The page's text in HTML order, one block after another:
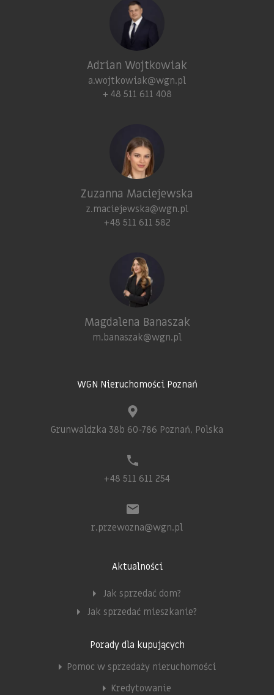
Adrian Wojtkowiak
a.wojtkowiak@wgn.pl
+ 48 511 611 408
Zuzanna Maciejewska
z.maciejewska@wgn.pl
+48 511 611 582
Magdalena Banaszak
m.banaszak@wgn.pl
WGN Nieruchomości Poznań
Grunwaldzka 38b 60-786 Poznań, Polska
+48 511 611 254
r.przewozna@wgn.pl
Aktualności
Jak sprzedać dom?
Jak sprzedać mieszkanie?
Porady dla kupujących
Pomoc w sprzedaży nieruchomości
Kredytowanie